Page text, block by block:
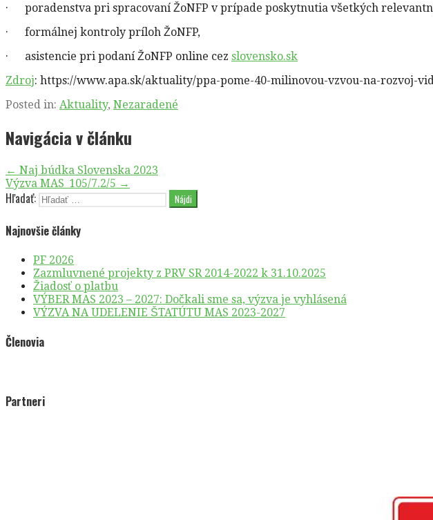
· poradenstva pri spracovaní ŽoNFP v prípade poskytnutia všetkých
· formálnej kontroly príloh ŽoNFP,
· asistencie pri podaní ŽoNFP online cez slovensko.sk
Zdroj: https://www.apa.sk/aktuality/ppa-pome-40-milinovou-vzvou-na-rozvoj-
Posted in: Aktuality, Nezaradené
Navigácia v článku
← Naj búdka Slovenska 2023
Výzva MAS_105/7.2/5 →
Hľadať:
Najnovšie články
PF 2026
Zazmluvnené projekty z PRV SR 2014-2022 k 31.10.2025
Žiadosť o platbu
VÝBER MAS 2023 – 2027: Dočkali sme sa, výzva je vyhlásená
VÝZVA NA UDELENIE ŠTATÚTU MAS 2023-2027
Členovia
Partneri